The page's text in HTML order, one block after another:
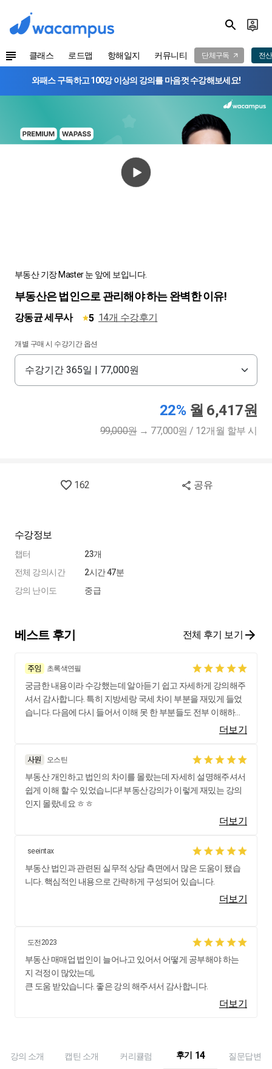
클래스 로드맵 항해일지 커뮤니티 단체구독 전
와패스 구독하고 100강 이상의 강의를 마음껏 수강해보세요!
부동산 기장 Master 눈 앞에 보입니다.
부동산은 법인으로 관리해야 하는 완벽한 이유!
강동균 세무사 5 14개 수강후기
개별 구매 시 수강기간 옵션
22% 월 6,417원
99,000원→ 77,000원 / 12개월 할부 시
162 공유
수강정보
챕터
전체 강의시간
강의 난이도
23개
2시간 47분
중급
베스트 후기 전체 후기 보기
초록색연필
궁금한 내용이라 수강했는데 알아듣기 쉽고 자세하게 강의해주
셔서 감사합니다. 특히 지방세랑 국세 차이 부분을 재밌게 들었
습니다. 다음에 다시 들어서 이해 못 한 부분들도 전부 이해하고
더보기
오스틴
부동산 개인하고 법인의 차이를 몰랐는데 자세히 설명해주셔서
쉽게 이해 할 수 있었습니다! 부동산강의가 이렇게 재밌는 강의
인지 몰랐네요 ㅎㅎ
더보기
seeintax
부동산 법인과 관련된 실무적 상담 측면에서 많은 도움이 됐습
니다. 핵심적인 내용으로 간략하게 구성되어 있습니다.
더보기
도전2023
부동산 매매업 법인이 늘어나고 있어서 어떻게 공부해야 하는
지 걱정이 많았는데,
큰 도움 받았습니다. 좋은 강의 해주셔서 감사합니다.
더보기
강의 소개 캡틴 소개 커리큘럼 후기 14 질문답변